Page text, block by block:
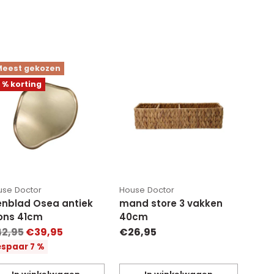
gekozen
% korting
Doctor
Osea antiek
41cm
€39,95
7 %
House Doctor
mand store 3 vakken
40cm
€26,95